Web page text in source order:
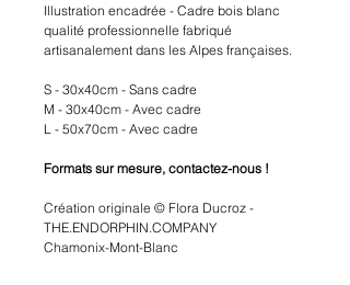
Illustration encadrée - Cadre bois blanc
qualité professionnelle fabriqué
artisanalement dans les Alpes françaises.
S - 30x40cm - Sans cadre
M - 30x40cm - Avec cadre
L - 50x70cm - Avec cadre
Formats sur mesure, contactez-nous !
Création originale © Flora Ducroz -
THE.ENDORPHIN.COMPANY
Chamonix-Mont-Blanc